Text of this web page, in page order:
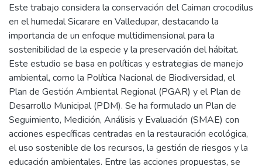
Este trabajo considera la conservación del Caiman crocodilus
en el humedal Sicarare en Valledupar, destacando la
importancia de un enfoque multidimensional para la
sostenibilidad de la especie y la preservación del hábitat.
Este estudio se basa en políticas y estrategias de manejo
ambiental, como la Política Nacional de Biodiversidad, el
Plan de Gestión Ambiental Regional (PGAR) y el Plan de
Desarrollo Municipal (PDM). Se ha formulado un Plan de
Seguimiento, Medición, Análisis y Evaluación (SMAE) con
acciones específicas centradas en la restauración ecológica,
el uso sostenible de los recursos, la gestión de riesgos y la
educación ambientales. Entre las acciones propuestas, se